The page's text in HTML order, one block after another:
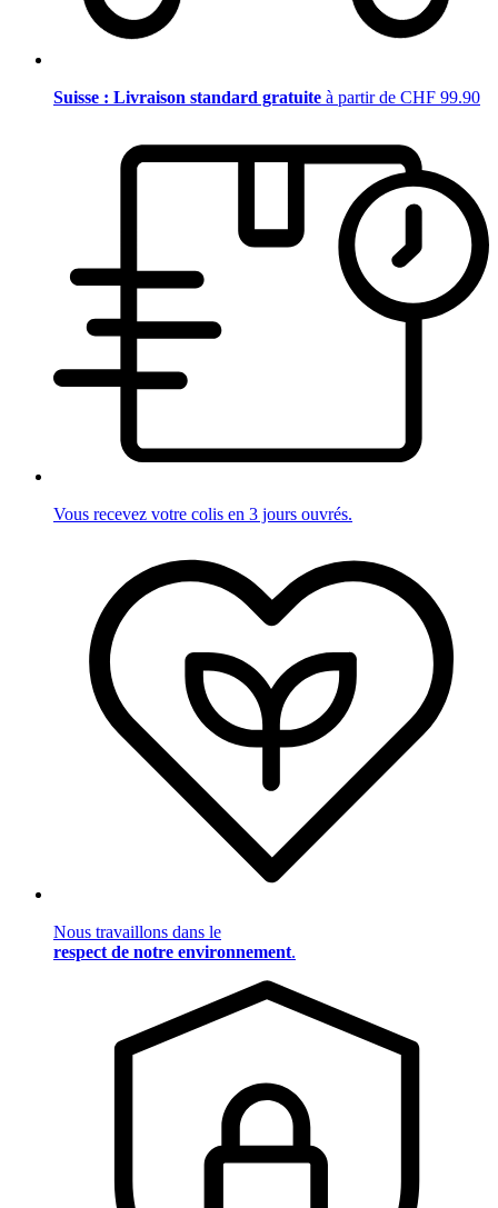
Suisse : Livraison standard gratuite à partir de CHF 99.90
Vous recevez votre colis en 3 jours ouvrés.
Nous travaillons dans le
respect de notre environnement.